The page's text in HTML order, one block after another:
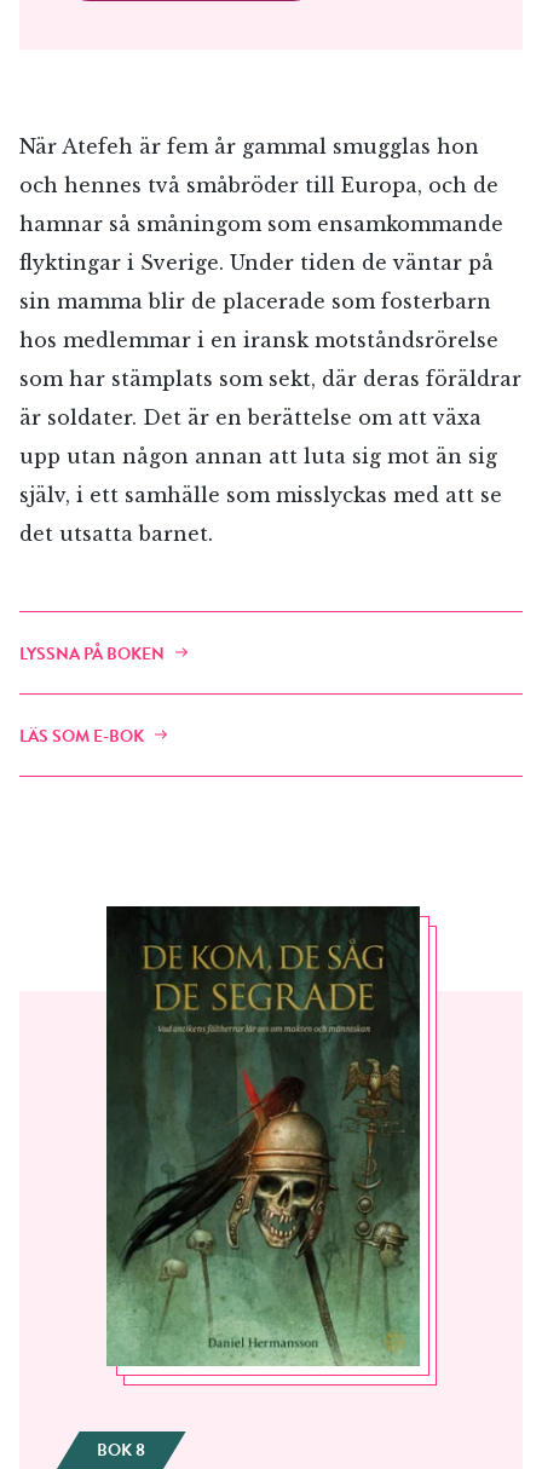
När Atefeh är fem år gammal smugglas hon
och hennes två småbröder till Europa, och de
hamnar så småningom som ensamkommande
flyktingar i Sverige. Under tiden de väntar på
sin mamma blir de placerade som fosterbarn
hos medlemmar i en iransk motståndsrörelse
som har stämplats som sekt, där deras föräldrar
är soldater. Det är en berättelse om att växa
upp utan någon annan att luta sig mot än sig
själv, i ett samhälle som misslyckas med att se
det utsatta barnet.
LYSSNA PÅ BOKEN
LÄS SOM E-BOK
BOK 8